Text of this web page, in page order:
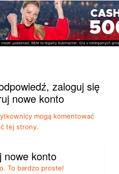
zaloguj się
nowe konto
mogą komentować
tej strony.
nowe konto
To bardzo proste!